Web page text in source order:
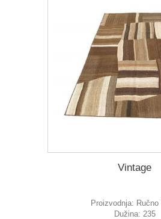
Vintage
Proizvodnja: Ručno
Dužina: 235